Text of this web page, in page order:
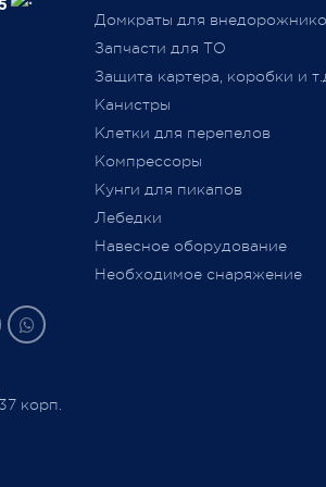
9 июля 2021
корп.
Домкраты для
Запчасти для ТО
Защита картера, коробки и
Канистры
Клетки для перепелов
Компрессоры
Кунги для пикапов
Лебедки
Навесное оборудование
Необходимое снаряжение